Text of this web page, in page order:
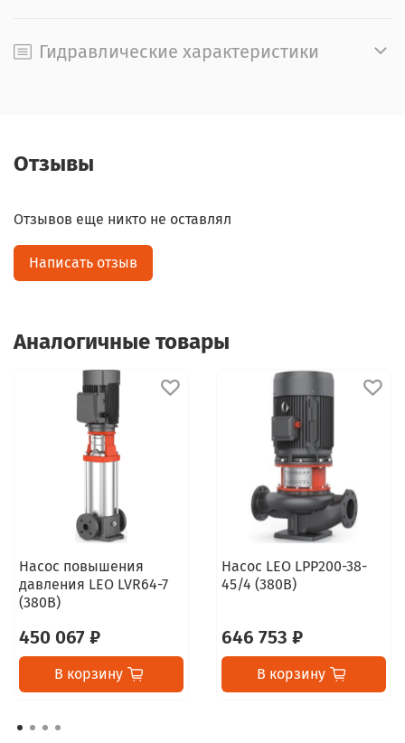
Гидравлические характеристики
Отзывы
Отзывов еще никто не оставлял
Написать отзыв
Аналогичные товары
Насос повышения
давления LEO LVR64-7
(380В)
450 067 ₽
В корзину
Насос LEO LPP200-38-
45/4 (380В)
646 753 ₽
В корзину